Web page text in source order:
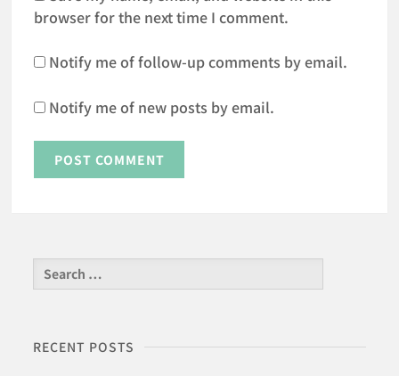
browser for the next time I comment.
Notify me of follow-up comments by email.
Notify me of new posts by email.
Search
for:
RECENT POSTS